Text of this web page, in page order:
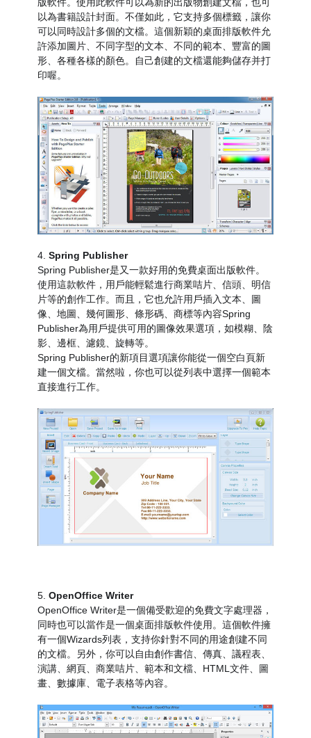
以為書籍設計封面。不僅如此，它支持多個標籤，讓你
可以同時設計多個的文檔。這個新穎的桌面排版軟件允
許添加圖片、不同字型的文本、不同的範本、豐富的圖
形、各種各樣的顏色。自己創建的文檔還能夠儲存并打
印喔。
4. Spring Publisher
Spring Publisher是又一款好用的免費桌面出版軟件。
使用這款軟件，用戶能輕鬆進行商業咭片、信頭、明信
片等的創作工作。而且，它也允許用戶插入文本、圖
像、地圖、幾何圖形、條形碼、商標等內容Spring
Publisher為用戶提供可用的圖像效果選項，如模糊、陰
影、邊框、濾鏡、旋轉等。
Spring Publisher的新項目選項讓你能從一個空白頁新
建一個文檔。當然啦，你也可以從列表中選擇一個範本
直接進行工作。
5. OpenOffice Writer
OpenOffice Writer是一個備受歡迎的免費文字處理器，
同時也可以當作是一個桌面排版軟件使用。這個軟件擁
有一個Wizards列表，支持你針對不同的用途創建不同
的文檔。另外，你可以自由創作書信、傳真、議程表、
演講、網頁、商業咭片、範本和文檔、HTML文件、圖
畫、數據庫、電子表格等內容。